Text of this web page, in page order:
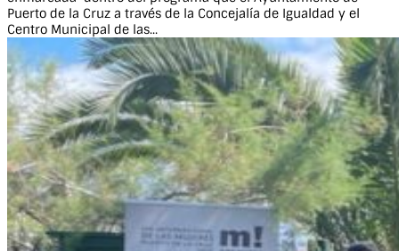
Puerto de la Cruz a través de la Concejalía de Igualdad y el
Centro Municipal de las...